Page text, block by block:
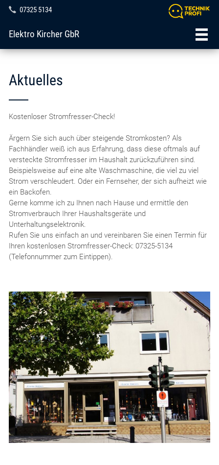
07325 5134
Elektro Kircher GbR
Aktuelles
Kostenloser Stromfresser-Check!
Ärgern Sie sich auch über steigende Stromkosten? Als
Fachhändler weiß ich aus Erfahrung, dass diese oftmals auf
versteckte Stromfresser im Haushalt zurückzuführen sind.
Beispielsweise auf eine alte Waschmaschine, die viel zu viel
Strom verschleudert. Oder ein Fernseher, der sich aufheizt wie
ein Backofen.
Gerne komme ich zu Ihnen nach Hause und ermittle den
Stromverbrauch Ihrer Haushaltsgeräte und
Unterhaltungselektronik.
Rufen Sie uns einfach an und vereinbaren Sie einen Termin für
Ihren kostenlosen Stromfresser-Check: 07325-5134
(Telefonnummer zum Eintippen).